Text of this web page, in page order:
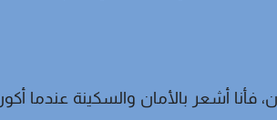
فأنا أشعر بالأمان والسكينة عندما